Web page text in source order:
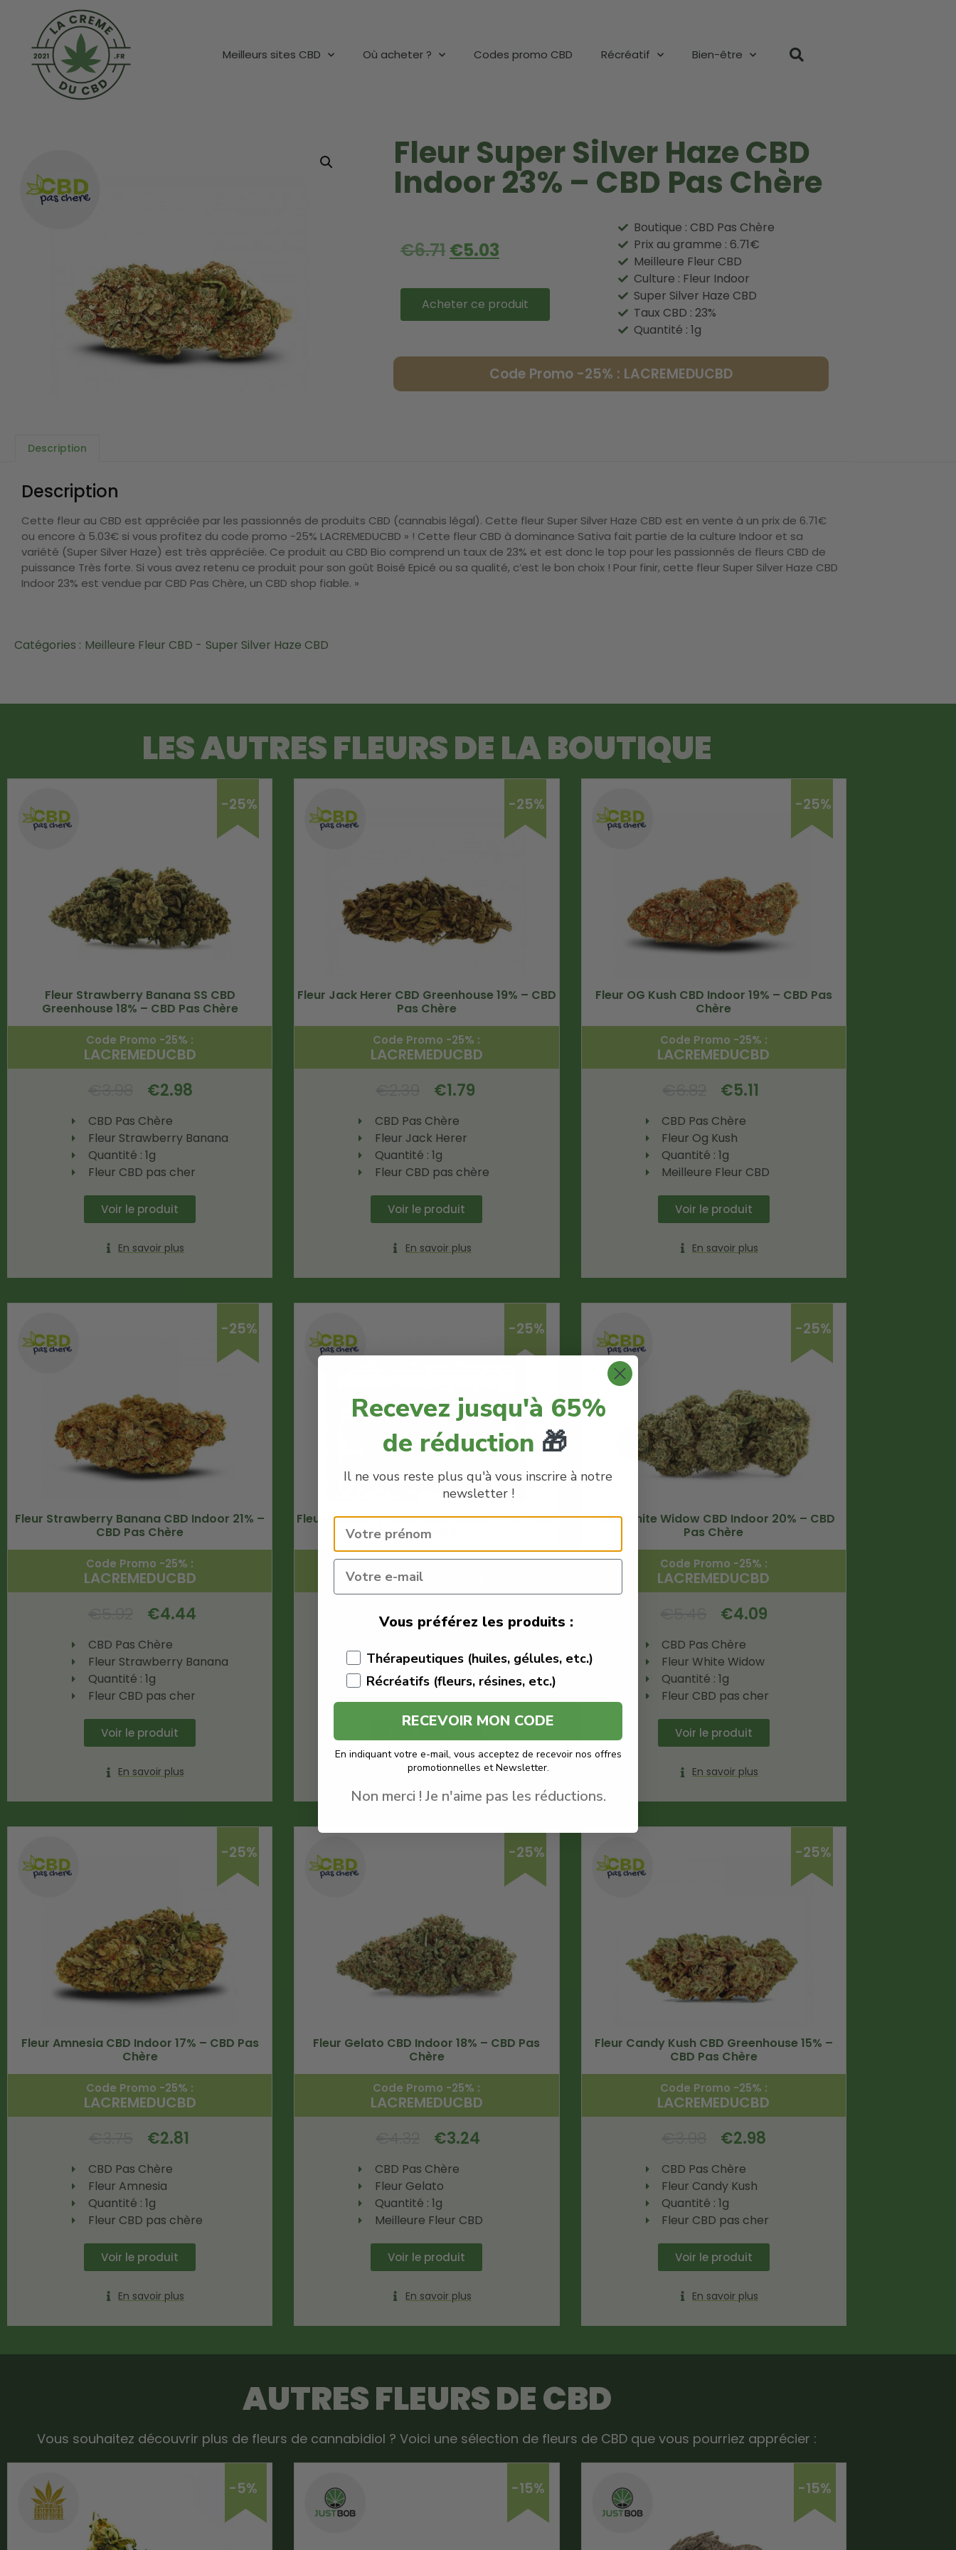
Meilleurs sites CBD Où acheter ? Codes promo CBD Récréatif Bien-être
Fleur Super Silver Haze CBD
Indoor 23% – CBD Pas Chère
€6.71 €5.03
Acheter ce produit
Boutique : CBD Pas Chère
Prix au gramme : 6.71€
Meilleure Fleur CBD
Culture : Fleur Indoor
Super Silver Haze CBD
Taux CBD : 23%
Quantité : 1g
Code Promo -25% : LACREMEDUCBD
Description
Description
Cette fleur au CBD est appréciée par les passionnés de produits CBD (cannabis légal). Cette fleur Super Silver Haze CBD est en vente à un prix de 6.71€
ou encore à 5.03€ si vous profitez du code promo -25% LACREMEDUCBD » ! Cette fleur CBD à dominance Sativa fait partie de la culture Indoor et sa
variété (Super Silver Haze) est très appréciée. Ce produit au CBD Bio comprend un taux de 23% et est donc le top pour les passionnés de fleurs CBD de
puissance Très forte. Si vous avez retenu ce produit pour son goût Boisé Epicé ou sa qualité, c’est le bon choix ! Pour finir, cette fleur Super Silver Haze CBD
Indoor 23% est vendue par CBD Pas Chère, un CBD shop fiable. »
Catégories : Meilleure Fleur CBD - Super Silver Haze CBD
LES AUTRES FLEURS DE LA BOUTIQUE
-25%
Fleur Strawberry Banana SS CBD
Greenhouse 18% – CBD Pas Chère
Code Promo -25% :
LACREMEDUCBD
€2.98
CBD Pas Chère
Fleur Strawberry Banana
Quantité : 1g
Fleur CBD pas cher
Voir le produit
En savoir plus
-25%
Fleur Jack Herer CBD Greenhouse 19% – CBD
Pas Chère
Code Promo -25% :
LACREMEDUCBD
€1.79
CBD Pas Chère
Fleur Jack Herer
Quantité : 1g
Fleur CBD pas chère
Voir le produit
En savoir plus
-25%
Fleur OG Kush CBD Indoor 19% – CBD Pas
Chère
Code Promo -25% :
LACREMEDUCBD
€5.11
CBD Pas Chère
Fleur Og Kush
Quantité : 1g
Meilleure Fleur CBD
Voir le produit
En savoir plus
-25%
Fleur Strawberry Banana CBD Indoor 21% –
CBD Pas Chère
Code Promo -25% :
LACREMEDUCBD
€4.44
CBD Pas Chère
Fleur Strawberry Banana
Quantité : 1g
Fleur CBD pas cher
Voir le produit
En savoir plus
-25%
Fleur Blueberry Diesel CBD Indoor 24% – CBD
Pas Chère
Code Promo -25% :
LACREMEDUCBD
€6.82 €5.11
Fleur Blueberry Diesel
Quantité : 1g
En savoir plus
-25%
Fleur White Widow CBD Indoor 20% – CBD
Pas Chère
Code Promo -25% :
LACREMEDUCBD
€4.09
CBD Pas Chère
Fleur White Widow
Quantité : 1g
Fleur CBD pas cher
Voir le produit
En savoir plus
-25%
Fleur Amnesia CBD Indoor 17% – CBD Pas
Chère
Code Promo -25% :
LACREMEDUCBD
€2.81
CBD Pas Chère
Fleur Amnesia
Quantité : 1g
Fleur CBD pas chère
Voir le produit
En savoir plus
-25%
Fleur Gelato CBD Indoor 18% – CBD Pas
Chère
Code Promo -25% :
LACREMEDUCBD
€3.24
CBD Pas Chère
Fleur Gelato
Quantité : 1g
Meilleure Fleur CBD
Voir le produit
En savoir plus
-25%
Fleur Candy Kush CBD Greenhouse 15% –
CBD Pas Chère
Code Promo -25% :
LACREMEDUCBD
€2.98
CBD Pas Chère
Fleur Candy Kush
Quantité : 1g
Fleur CBD pas cher
Voir le produit
En savoir plus
AUTRES FLEURS DE CBD
Vous souhaitez découvrir plus de fleurs de cannabidiol ? Voici une sélection de fleurs de CBD que vous pourriez apprécier :
-5% -15% -15%
Recevez jusqu'à 65%
de réduction 🎁
Il ne vous reste plus qu'à vous inscrire à notre
newsletter !
Vous préférez les produits :
Thérapeutiques (huiles, gélules, etc.)
Récréatifs (fleurs, résines, etc.)
RECEVOIR MON CODE
En indiquant votre e-mail, vous acceptez de recevoir nos offres
promotionnelles et Newsletter.
Non merci ! Je n'aime pas les réductions.